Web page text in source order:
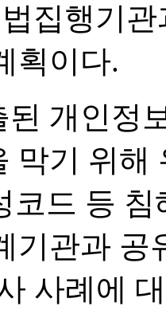
집행기
획이다.
개인정
막기 위해
코드 등
기관과 공
사례에